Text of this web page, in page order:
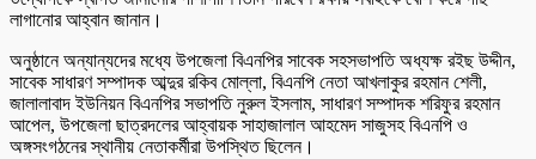
লাগানোর আহ্বান জানান।
অনুষ্ঠানে অন্যান্যদের মধ্যে উপজেলা বিএনপির সাবেক সহসভাপতি অধ্যক্ষ রইছ উদ্দীন,
সাবেক সাধারণ সম্পাদক আব্দুর রকিব মোল্লা, বিএনপি নেতা আখলাকুর রহমান শেলী,
জালালাবাদ ইউনিয়ন বিএনপির সভাপতি নুরুল ইসলাম, সাধারণ সম্পাদক শরিফুর রহমান
আপেল, উপজেলা ছাত্রদলের আহ্বায়ক সাহাজালাল আহমেদ সাজুসহ বিএনপি ও
অঙ্গসংগঠনের স্থানীয় নেতাকর্মীরা উপস্থিত ছিলেন।